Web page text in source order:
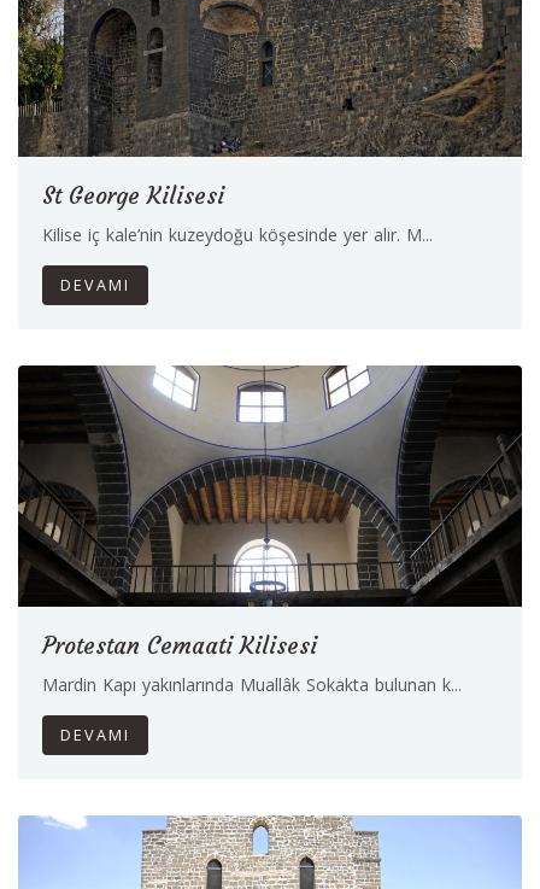
St George Kilisesi
Kilise iç kale’nin kuzeydoğu köşesinde yer alır. M...
DEVAMI
Protestan Cemaati Kilisesi
Mardin Kapı yakınlarında Muallâk Sokakta bulunan k...
DEVAMI